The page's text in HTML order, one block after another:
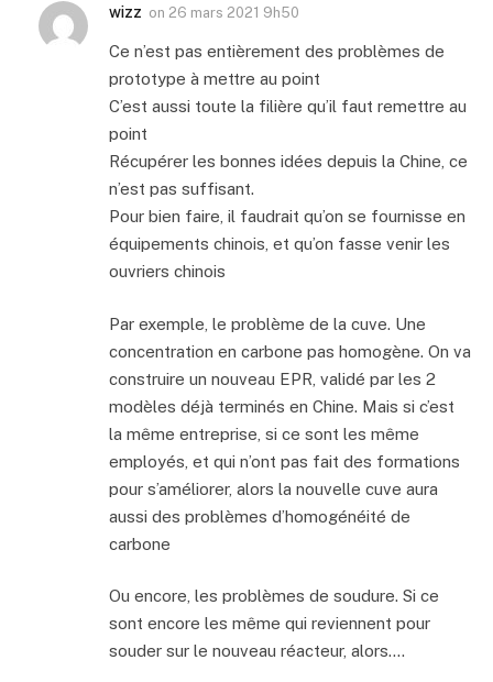
wizz on 26 mars 2021 9h50
Ce n’est pas entièrement des problèmes de
prototype à mettre au point
C’est aussi toute la filière qu’il faut remettre au
point
Récupérer les bonnes idées depuis la Chine, ce
n’est pas suffisant.
Pour bien faire, il faudrait qu’on se fournisse en
équipements chinois, et qu’on fasse venir les
ouvriers chinois
Par exemple, le problème de la cuve. Une
concentration en carbone pas homogène. On va
construire un nouveau EPR, validé par les 2
modèles déjà terminés en Chine. Mais si c’est
la même entreprise, si ce sont les même
employés, et qui n’ont pas fait des formations
pour s’améliorer, alors la nouvelle cuve aura
aussi des problèmes d’homogénéité de
carbone
Ou encore, les problèmes de soudure. Si ce
sont encore les même qui reviennent pour
souder sur le nouveau réacteur, alors….